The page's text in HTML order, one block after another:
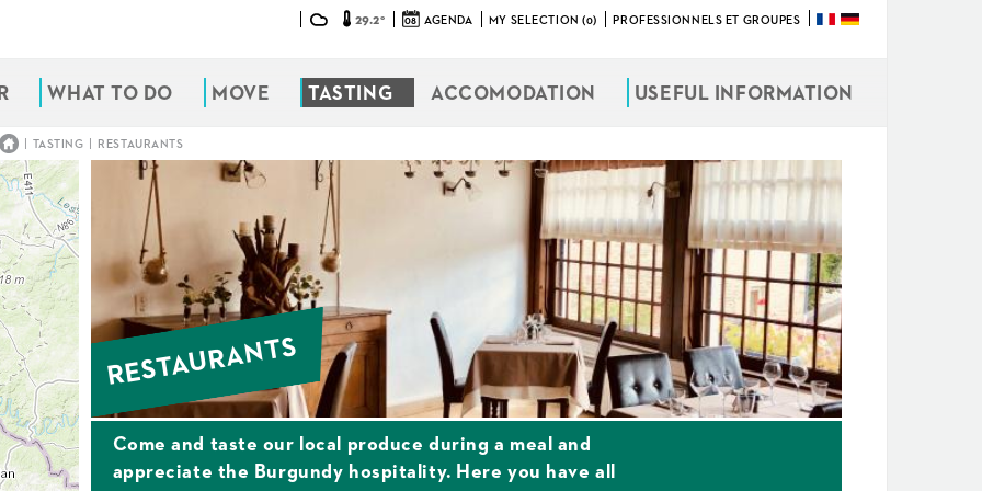
29.2° 08 AGENDA MY SELECTION (0) PROFESSIONNELS ET GROUPES
WHAT TO DO MOVE TASTING ACCOMODATION USEFUL INFORMATION
| TASTING | RESTAURANTS
RESTAURANTS
Come and taste our local produce during a meal and
appreciate the Burgundy hospitality. Here you have all